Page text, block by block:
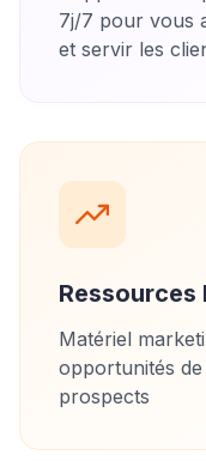
7j/7 pour vous
et servir les
Ressources
Matériel
opportunités
prospects